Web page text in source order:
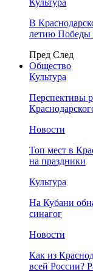
Культура
В
летию Победы
Пред След
Общество
Культура
Перспективы
Новости
Топ мест в
на праздники
Культура
На Кубани
синагог
Новости
Как из
всей России?